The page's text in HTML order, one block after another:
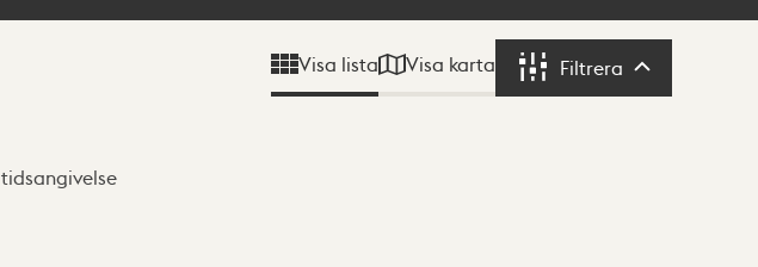
Visa lista Visa karta Filtrera Filtrera